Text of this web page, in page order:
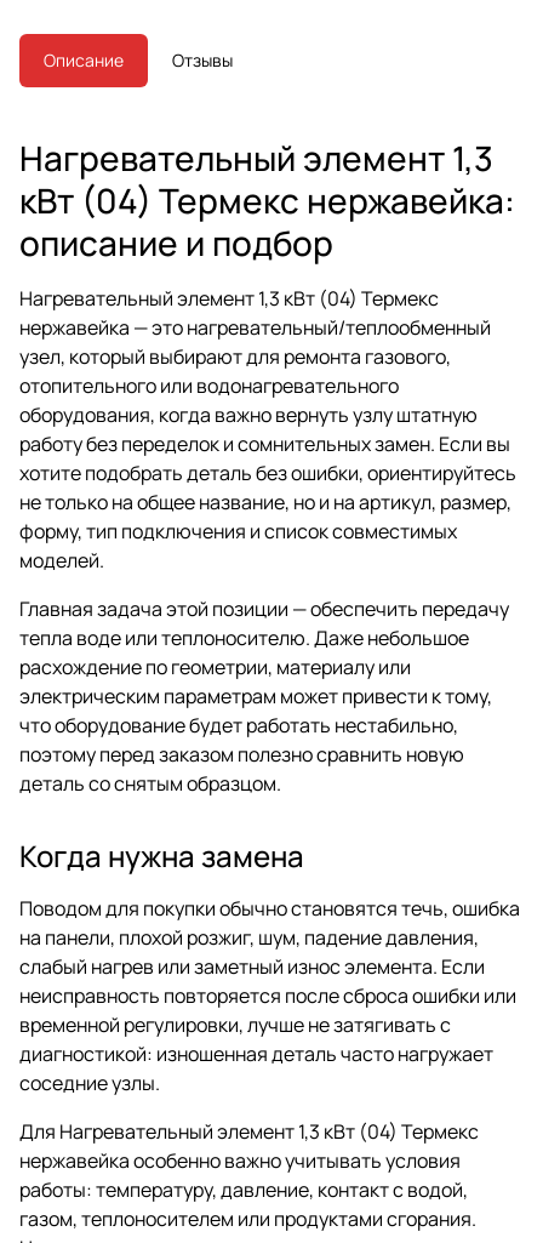
Описание Отзывы
Нагревательный элемент 1,3
кВт (04) Термекс нержавейка:
описание и подбор
Нагревательный элемент 1,3 кВт (04) Термекс
нержавейка — это нагревательный/теплообменный
узел, который выбирают для ремонта газового,
отопительного или водонагревательного
оборудования, когда важно вернуть узлу штатную
работу без переделок и сомнительных замен. Если вы
хотите подобрать деталь без ошибки, ориентируйтесь
не только на общее название, но и на артикул, размер,
форму, тип подключения и список совместимых
моделей.
Главная задача этой позиции — обеспечить передачу
тепла воде или теплоносителю. Даже небольшое
расхождение по геометрии, материалу или
электрическим параметрам может привести к тому,
что оборудование будет работать нестабильно,
поэтому перед заказом полезно сравнить новую
деталь со снятым образцом.
Когда нужна замена
Поводом для покупки обычно становятся течь, ошибка
на панели, плохой розжиг, шум, падение давления,
слабый нагрев или заметный износ элемента. Если
неисправность повторяется после сброса ошибки или
временной регулировки, лучше не затягивать с
диагностикой: изношенная деталь часто нагружает
соседние узлы.
Для Нагревательный элемент 1,3 кВт (04) Термекс
нержавейка особенно важно учитывать условия
работы: температуру, давление, контакт с водой,
газом, теплоносителем или продуктами сгорания.